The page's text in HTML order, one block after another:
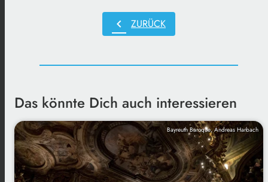
chevron_left ZURÜCK
Das könnte Dich auch interessieren
Bayreuth Baroque, Andreas Harbach